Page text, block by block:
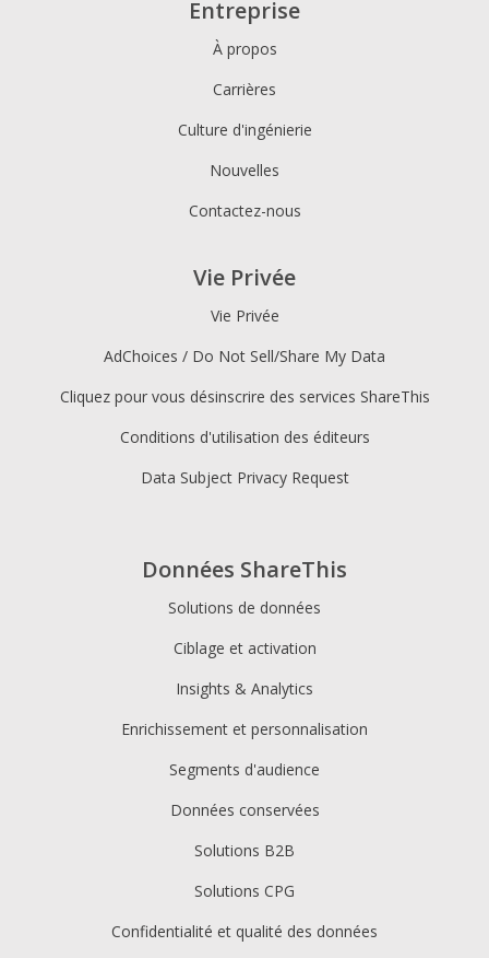
Données ShareThis
Solutions de données
Ciblage et activation
Insights & Analytics
Enrichissement et personnalisation
Segments d'audience
Données conservées
Solutions B2B
Solutions CPG
Confidentialité et qualité des données
Entreprise
À propos
Carrières
Culture d'ingénierie
Nouvelles
Contactez-nous
Vie Privée
Vie Privée
AdChoices / Do Not Sell/Share My Data
Cliquez pour vous désinscrire des services ShareThis
Conditions d'utilisation des éditeurs
Data Subject Privacy Request